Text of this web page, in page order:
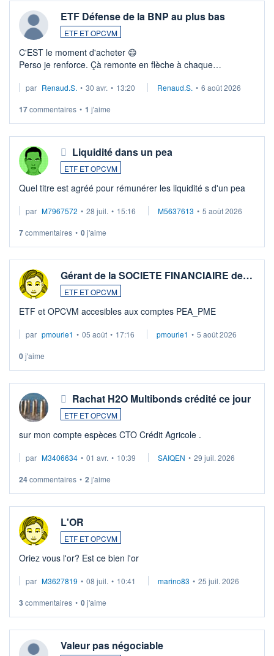
ETF Défense de la BNP au plus bas
ETF ET OPCVM
C'EST le moment d'acheter 😄​
Perso je renforce. Çà remonte en flèche à chaque
Investissement long terme tip top pour sa retraite.
par Renaud.S. • 30 avr. • 13:20 Renaud.S. • 6 août 2026
17commentaires • 1 j'aime
Liquidité dans un pea
ETF ET OPCVM
Quel titre est agréé pour rémunérer les liquidité s d'un pea
par M7967572 • 28 juil. • 15:16 M5637613 • 5 août 2026
7commentaires • 0j'aime
Gérant de la SOCIETE FINANCIAIRE de…
ETF ET OPCVM
ETF et OPCVM accesibles aux comptes PEA_PME
par pmourie1 • 05 août • 17:16 pmourie1 • 5 août 2026
0j'aime
Rachat H2O Multibonds crédité ce jour
ETF ET OPCVM
sur mon compte espèces CTO Crédit Agricole .
par M3406634 • 01 avr. • 10:39 SAIQEN • 29 juil. 2026
24commentaires • 2 j'aime
L'OR
ETF ET OPCVM
Oriez vous l'or? Est ce bien l'or
par M3627819 • 08 juil. • 10:41 marino83 • 25 juil. 2026
3 commentaires • 0j'aime
Valeur pas négociable